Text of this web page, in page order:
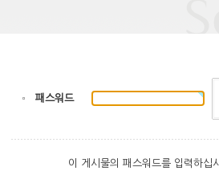
패스워드
이 게시물의 패스워드를 입력하십